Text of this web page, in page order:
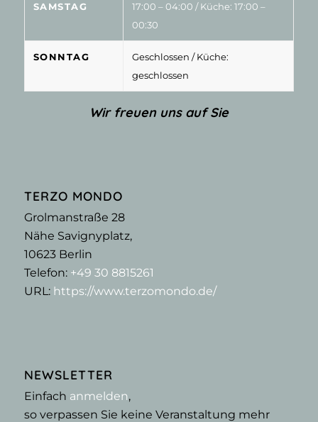
SAMSTAG 17:00 – 04:00 / Küche: 17:00 –
00:30
SONNTAG Geschlossen / Küche:
geschlossen
Wir freuen uns auf Sie
TERZO MONDO
Grolmanstraße 28
Nähe Savignyplatz,
10623Berlin
Telefon: +49 30 8815261
URL: https://www.terzomondo.de/
NEWSLETTER
Einfach anmelden,
so verpassen Sie keine Veranstaltung mehr